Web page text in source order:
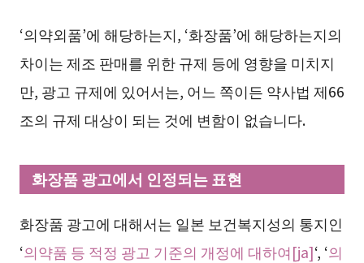
‘의약외품’에 해당하는지, ‘화장품’에 해당하는지의
차이는 제조 판매를 위한 규제 등에 영향을 미치지
만, 광고 규제에 있어서는, 어느 쪽이든 약사법 제66
조의 규제 대상이 되는 것에 변함이 없습니다.
화장품 광고에서 인정되는 표현
화장품 광고에 대해서는 일본 보건복지성의 통지인
‘의약품 등 적정 광고 기준의 개정에 대하여[ja]‘, ‘의